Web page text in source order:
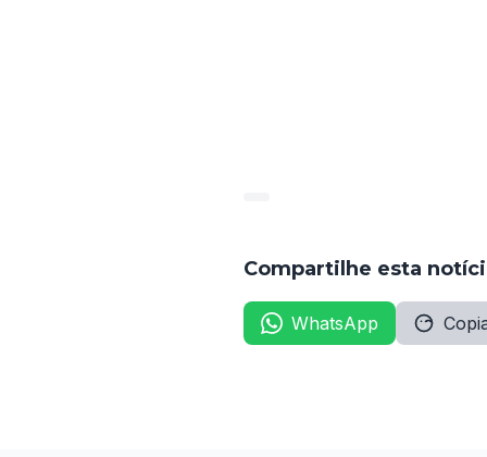
Compartilhe esta
WhatsApp